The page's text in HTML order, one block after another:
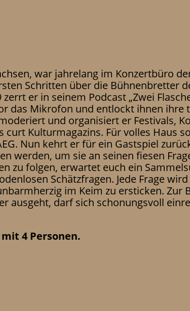
war jahrelang im Konzertbüro
Schritten über die Bühnenbretter
er in seinem Podcast „Zwei
das Mikrofon und entlockt ihnen ihre
und organisiert er Festivals,
Kulturmagazins. Für volles Haus
Nun kehrt er für ein Gastspiel
werden, um sie an seinen fiesen
zu folgen, erwartet euch ein
Schätzfragen. Jede Frage
im Keim zu ersticken. Zur
ausgeht, darf sich schonungsvoll
4 Personen.